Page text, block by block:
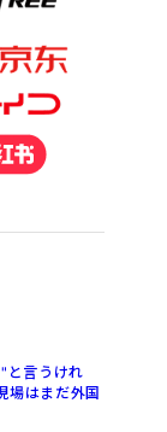
と言うけれ
はまだ外国